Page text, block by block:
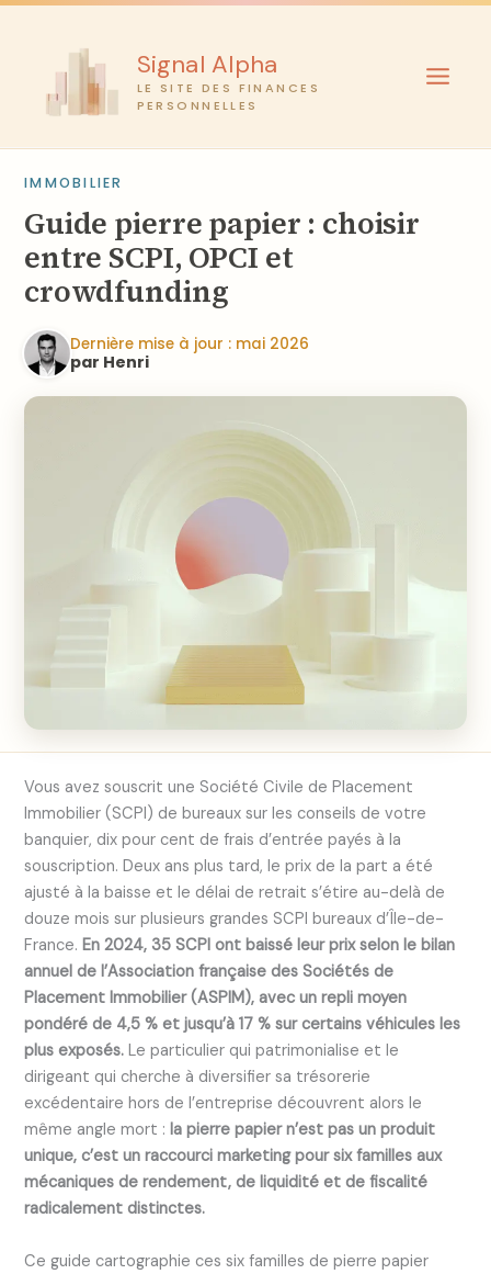
Aller
Signal Alpha
LE SITE DES FINANCES
PERSONNELLES
IMMOBILIER
Guide pierre papier : choisir
entre SCPI, OPCI et
crowdfunding
Dernière mise à jour : mai 2026
par Henri
Vous avez souscrit une Société Civile de Placement
Immobilier (SCPI) de bureaux sur les conseils de votre
banquier, dix pour cent de frais d’entrée payés à la
souscription. Deux ans plus tard, le prix de la part a été
ajusté à la baisse et le délai de retrait s’étire au-delà de
douze mois sur plusieurs grandes SCPI bureaux d’Île-de-
France.En 2024, 35 SCPI ont baissé leur prix selon le bilan
annuel de l’Association française des Sociétés de
Placement Immobilier (ASPIM), avec un repli moyen
pondéré de 4,5 % et jusqu’à 17 % sur certains véhicules les
plus exposés. Le particulier qui patrimonialise et le
dirigeant qui cherche à diversifier sa trésorerie
excédentaire hors de l’entreprise découvrent alors le
même angle mort :la pierre papier n’est pas un produit
unique, c’est un raccourci marketing pour six familles aux
mécaniques de rendement, de liquidité et de fiscalité
radicalement distinctes.
Ce guide cartographie ces six familles de pierre papier